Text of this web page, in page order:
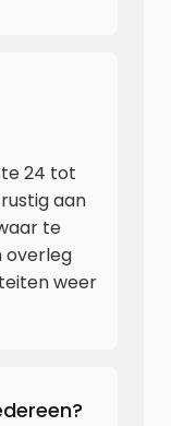
24 tot
aan
te
overleg
weer